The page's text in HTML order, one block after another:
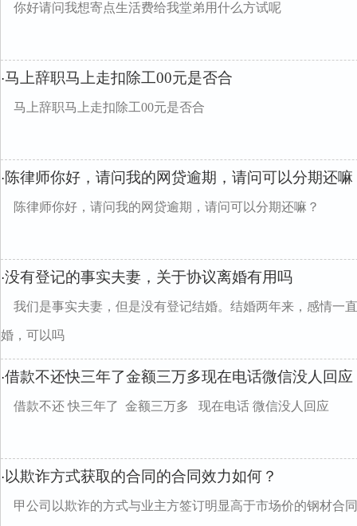
你好请问我想寄点生活费给我堂弟用什么方试呢
·马上辞职马上走扣除工00元是否合
马上辞职马上走扣除工00元是否合
·陈律师你好，请问我的网贷逾期，请问可以分期还嘛
陈律师你好，请问我的网贷逾期，请问可以分期还嘛？
·没有登记的事实夫妻，关于协议离婚有用吗
我们是事实夫妻，但是没有登记结婚。结婚两年来，感情一
婚，可以吗
·借款不还快三年了金额三万多现在电话微信没人回应
借款不还 快三年了 金额三万多 现在电话 微信没人回应
· 以欺诈方式获取的合同的合同效力如何？
甲公司以欺诈的方式与业主方签订明显高于市场价的钢材合